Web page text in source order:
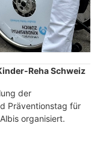
Reha Schweiz
der
Präventionstag für
organisiert.